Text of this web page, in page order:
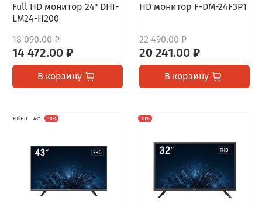
Full HD монитор 24" DHI-
LM24-H200
18 090.00 ₽
14 472.00 ₽
В корзину
HD монитор F-DM-24F3P1
22 490.00 ₽
20 241.00 ₽
В корзину
FullHD 43" -10% -10%